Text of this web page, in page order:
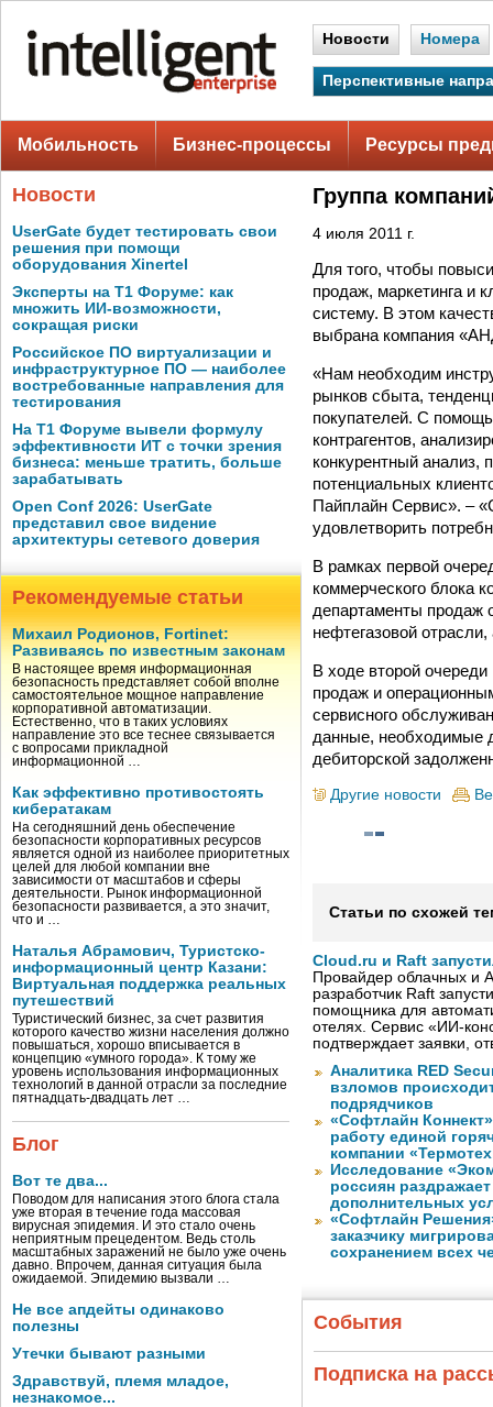
Новости Номера
Перспективные
Мобильность Бизнес-процессы Ресурсы
Новости
UserGate будет тестировать свои
решения при помощи
оборудования Xinertel
Эксперты на Т1 Форуме: как
множить ИИ-возможности,
сокращая риски
Российское ПО виртуализации и
инфраструктурное ПО — наиболее
востребованные направления для
тестирования
На Т1 Форуме вывели формулу
эффективности ИТ с точки зрения
бизнеса: меньше тратить, больше
зарабатывать
Open Conf 2026: UserGate
представил свое видение
архитектуры сетевого доверия
Рекомендуемые статьи
Михаил Родионов, Fortinet:
Развиваясь по известным законам
В настоящее время информационная
безопасность представляет собой вполне
самостоятельное мощное направление
корпоративной автоматизации.
Естественно, что в таких условиях
направление это все теснее связывается
с вопросами прикладной
информационной …
Как эффективно противостоять
кибератакам
На сегодняшний день обеспечение
безопасности корпоративных ресурсов
является одной из наиболее приоритетных
целей для любой компании вне
зависимости от масштабов и сферы
деятельности. Рынок информационной
безопасности развивается, а это значит,
что и …
Наталья Абрамович, Туристско-
информационный центр Казани:
Виртуальная поддержка реальных
путешествий
Туристический бизнес, за счет развития
которого качество жизни населения должно
повышаться, хорошо вписывается в
концепцию «умного города». К тому же
уровень использования информационных
технологий в данной отрасли за последние
пятнадцать-двадцать лет …
Блог
Вот те два...
Поводом для написания этого блога стала
уже вторая в течение года массовая
вирусная эпидемия. И это стало очень
неприятным прецедентом. Ведь столь
масштабных заражений не было уже очень
давно. Впрочем, данная ситуация была
ожидаемой. Эпидемию вызвали …
Не все апдейты одинаково
полезны
Утечки бывают разными
Здравствуй, племя младое,
незнакомое...
Группа
4 июля 2011 г.
Для того, чтобы
продаж, маркетинга и
систему. В этом
выбрана компания
«Нам необходим
рынков сбыта,
покупателей. С
контрагентов,
конкурентный анализ,
потенциальных
Пайплайн Сервис». –
удовлетворить
В рамках первой
коммерческого блока
департаменты продаж
нефтегазовой
В ходе второй
продаж и
сервисного
данные, необходимые
дебиторской
Другие новости
Статьи по схожей
Cloud.ru и Raft
Провайдер облачных и
разработчик Raft
помощника для
отелях. Сервис «ИИ-
подтверждает заявки,
Аналитика RED
взломов
подрядчиков
«Софтлайн
работу единой
компании
Исследование
россиян
дополнительных
«Софтлайн
заказчику
сохранением всех
События
Подписка на